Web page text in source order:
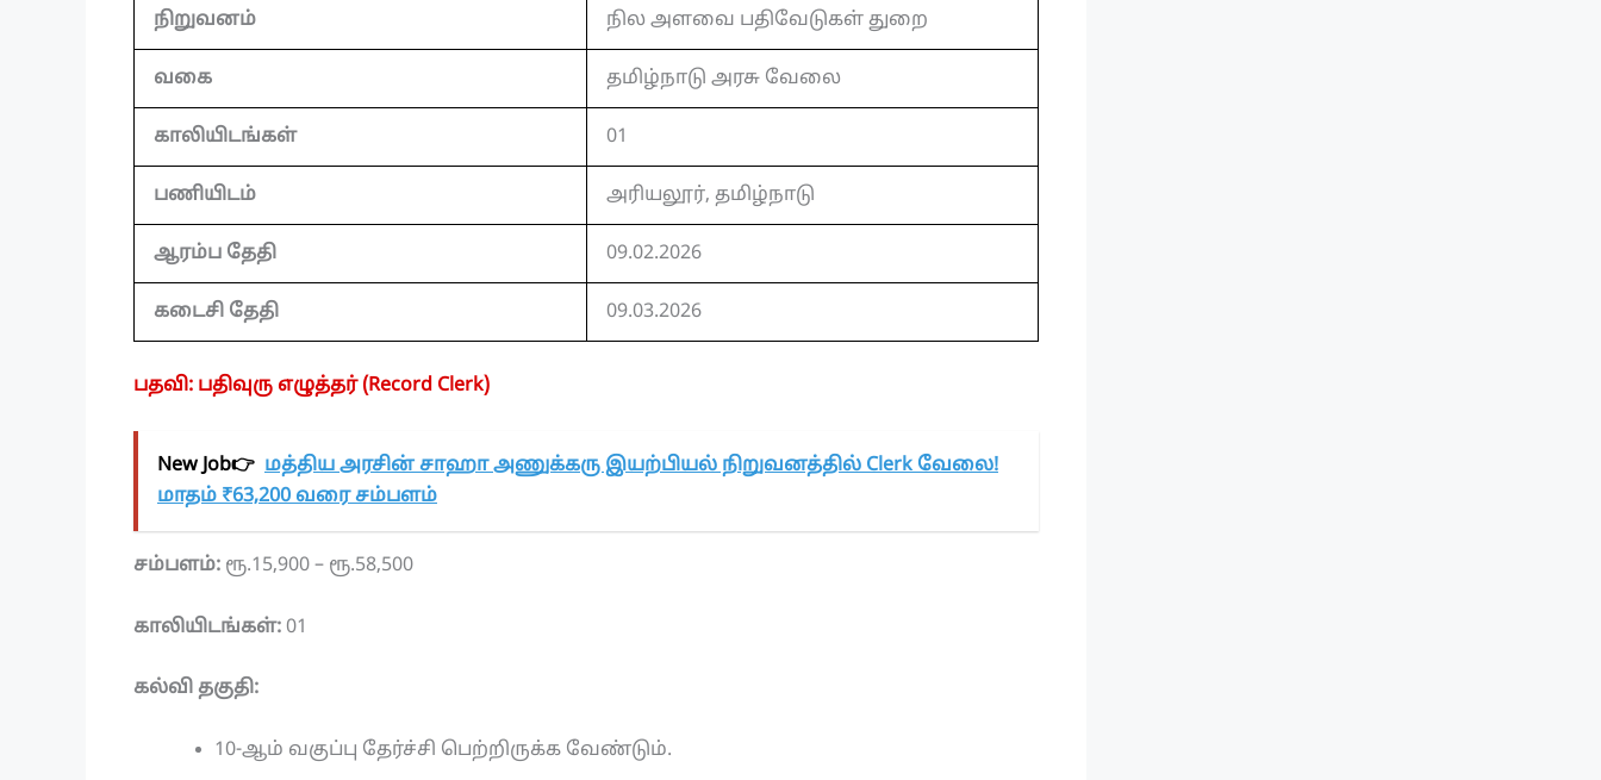
நிறுவனம் நில அளவை பதிவேடுகள் துறை
வகை தமிழ்நாடு அரசு வேலை
காலியிடங்கள் 01
பணியிடம் அரியலூர், தமிழ்நாடு
ஆரம்ப தேதி 09.02.2026
கடைசி தேதி 09.03.2026
பதவி: பதிவுரு எழுத்தர் (Record Clerk)
New Job👉 மத்திய அரசின் சாஹா அணுக்கரு இயற்பியல் நிறுவனத்தில் Clerk வேலை!
மாதம் ₹63,200 வரை சம்பளம்
சம்பளம்: ரூ.15,900 – ரூ.58,500
காலியிடங்கள்: 01
கல்வி தகுதி:
10-ஆம் வகுப்பு தேர்ச்சி பெற்றிருக்க வேண்டும்.